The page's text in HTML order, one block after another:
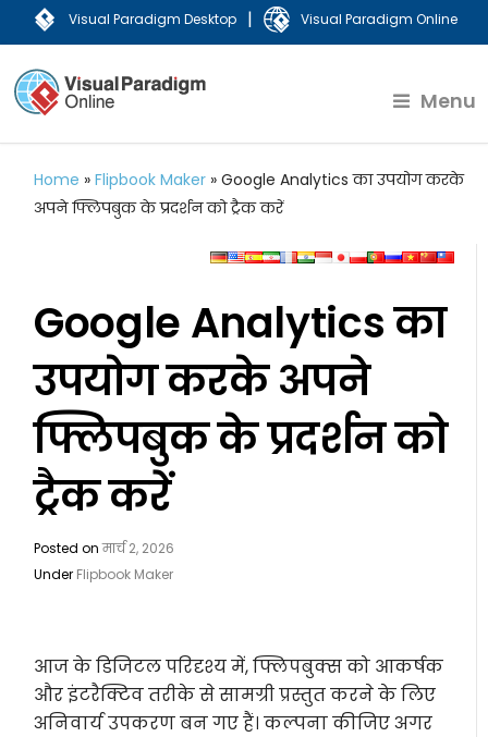
Visual Paradigm Desktop | Visual Paradigm Online
Menu
Home »Flipbook Maker »Google Analytics का उपयोग करके
अपने फ्लिपबुक के प्रदर्शन को ट्रैक करें
Google Analytics का
उपयोग करके अपने
फ्लिपबुक के प्रदर्शन को
ट्रैक करें
Posted onमार्च 2, 2026
Under Flipbook Maker
आज के डिजिटल परिदृश्य में, फ्लिपबुक्स को आकर्षक
और इंटरैक्टिव तरीके से सामग्री प्रस्तुत करने के लिए
अनिवार्य उपकरण बन गए हैं। कल्पना कीजिए अगर